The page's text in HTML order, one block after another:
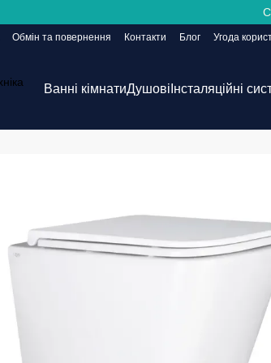
Обмін та повернення Контакти Блог Угода
Ванні кімнатиДушові Інсталяційні